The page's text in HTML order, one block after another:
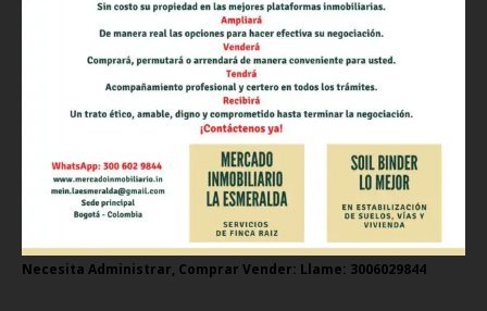
Necesita Administrar, Comprar Vender: Llame: 3006029844